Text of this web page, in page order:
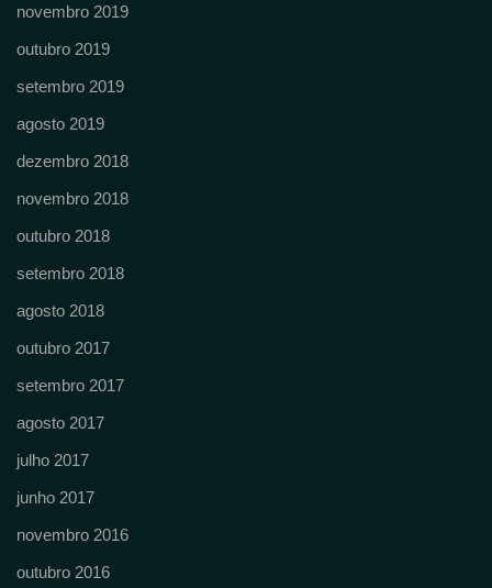
novembro 2019
outubro 2019
setembro 2019
agosto 2019
dezembro 2018
novembro 2018
outubro 2018
setembro 2018
agosto 2018
outubro 2017
setembro 2017
agosto 2017
julho 2017
junho 2017
novembro 2016
outubro 2016